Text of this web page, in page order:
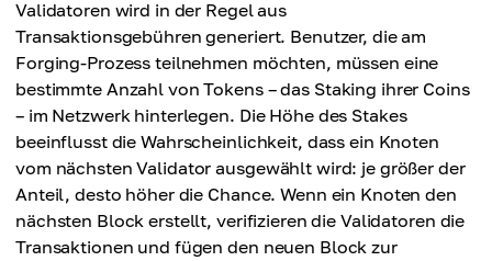
Validatoren wird in der Regel aus
Transaktionsgebühren generiert. Benutzer, die am
Forging-Prozess teilnehmen möchten, müssen eine
bestimmte Anzahl von Tokens – das Staking ihrer Coins
– im Netzwerk hinterlegen. Die Höhe des Stakes
beeinflusst die Wahrscheinlichkeit, dass ein Knoten
vom nächsten Validator ausgewählt wird: je größer der
Anteil, desto höher die Chance. Wenn ein Knoten den
nächsten Block erstellt, verifizieren die Validatoren die
Transaktionen und fügen den neuen Block zur